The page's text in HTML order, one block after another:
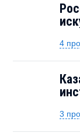
4
3